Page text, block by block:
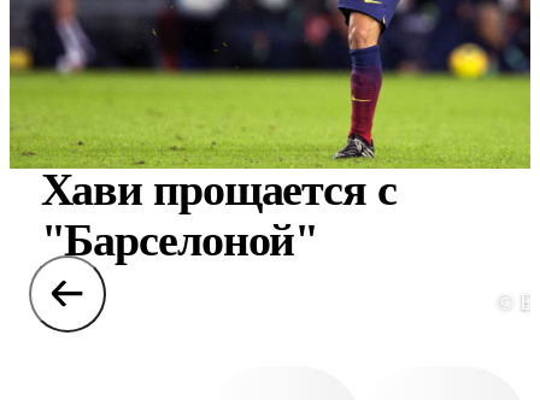
Хави прощается с
"Барселоной"
©